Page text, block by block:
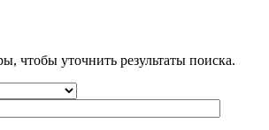
чтобы уточнить результаты поиска.